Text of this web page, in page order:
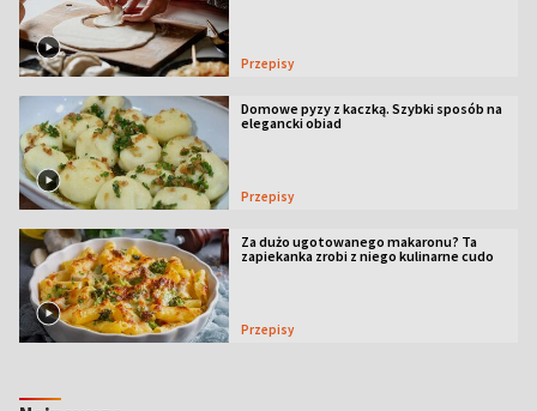
Przepisy
Domowe pyzy z kaczką. Szybki sposób na
elegancki obiad
Przepisy
Za dużo ugotowanego makaronu? Ta
zapiekanka zrobi z niego kulinarne cudo
Przepisy